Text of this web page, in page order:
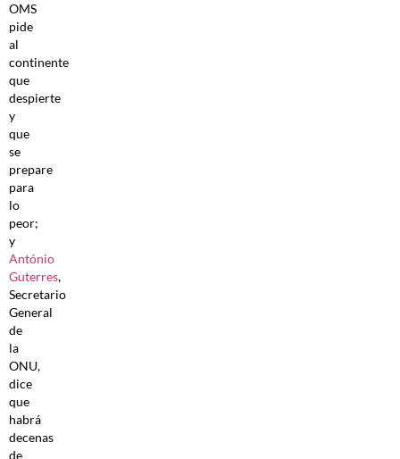
OMS
pide
al
continente
que
despierte
y
que
se
prepare
para
lo
peor;
y
António
Guterres,
Secretario
General
de
la
ONU,
dice
que
habrá
decenas
de